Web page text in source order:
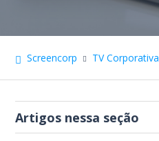
Screencorp TV Corporativa
Artigos nessa seção